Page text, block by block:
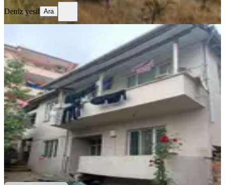
Deniz yesil Ara
Osmaneli Camikebir 2 Katlı Satılık
Bina 289 Mk Arsa İçinde Müstakil Ev
Osmaneli, Camikebir Mahallesi
2+1· 115 m² ·2. Kat·18.10.2025
4.400.000 ₺4.500.000 ₺
By şahinoğlu ATAKAN ŞAHİNOĞLU
Ara